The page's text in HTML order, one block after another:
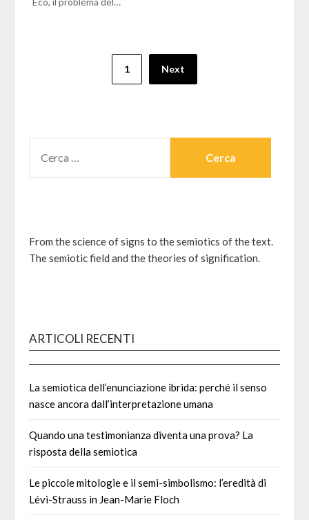
1 Next
PER:
From the science of signs to the semiotics of the text.
The semiotic field and the theories of signification.
ARTICOLI RECENTI
La semiotica dell’enunciazione ibrida: perché il senso
nasce ancora dall’interpretazione umana
Quando una testimonianza diventa una prova? La
risposta della semiotica
Le piccole mitologie e il semi-simbolismo: l’eredità di
Lévi-Strauss in Jean-Marie Floch